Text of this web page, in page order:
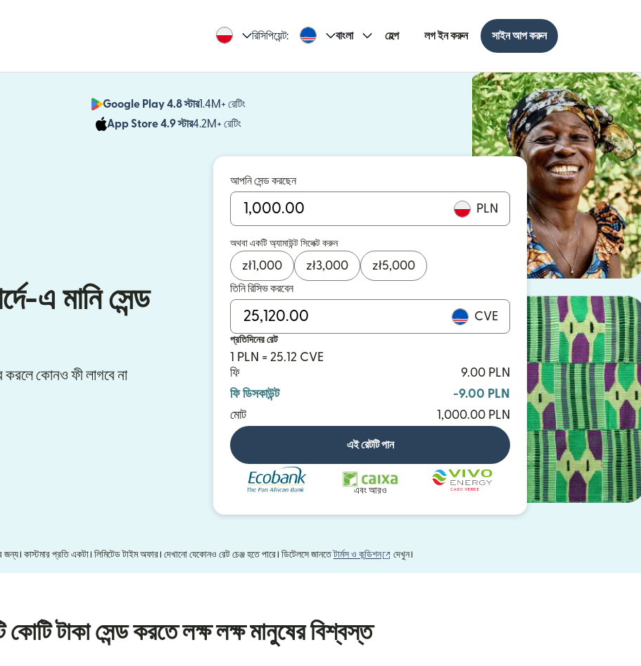
রিসিপিয়েন্ট: বাংলা হেল্প লগ ইন করুন সাইন আপ করুন
Google Play 4.8 স্টার1.4M+ রেটিং
App Store 4.9 স্টার4.2M+ রেটিং
এ মানি সেন্ড
করলে কোনও ফী লাগবে না
আপনি সেন্ড করছেন
PLN
অথবা একটি অ্যামাউন্ট সিলেক্ট করুন
zł1,000 zł3,000 zł5,000
তিনি রিসিভ করবেন
CVE
প্রতিদিনের রেট
1 PLN = 25.12 CVE
ফি
9.00 PLN
ফি ডিসকাউন্ট
-9.00 PLN
মোট
1,000.00 PLN
এই রেটটি পান
এবং আরও
জন্য। কাস্টমার প্রতি একটা। লিমিটেড টাইম অফার। দেখানো যেকোনও রেট চেঞ্জ হতে পারে। ডিটেলসে জানতেটার্মস ও কন্ডিশন (নতুন উইন্ডোতে খুলবে)
দেখুন।
কোটি টাকা সেন্ড করতে লক্ষ লক্ষ মানুষের বিশ্বস্ত